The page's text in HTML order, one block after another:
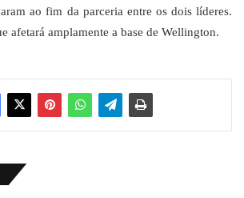
ao fim da parceria entre os dois líderes.
afetará amplamente a base de Wellington.